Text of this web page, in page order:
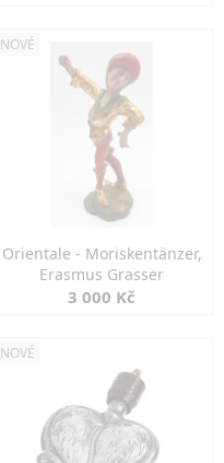
NOVÉ
Orientale - Moriskentänzer,
Erasmus Grasser
3 000 Kč
NOVÉ